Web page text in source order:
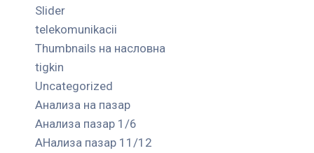
Slider
telekomunikacii
Thumbnails на насловна
tigkin
Uncategorized
Анализа на пазар
Анализа пазар 1/6
АНализа пазар 11/12